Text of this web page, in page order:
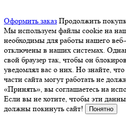
Оформить заказ Продолжить
Мы используем файлы cookie на
необходимы для работы нашего
отключены в наших системах.
свой браузер так, чтобы он
уведомлял вас о них. Но знайте,
части сайта могут работать не
«Принять», вы соглашаетесь на
Если вы не хотите, чтобы эти
должны покинуть сайт!
Понятно